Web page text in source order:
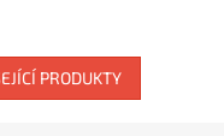
PRODUKTY